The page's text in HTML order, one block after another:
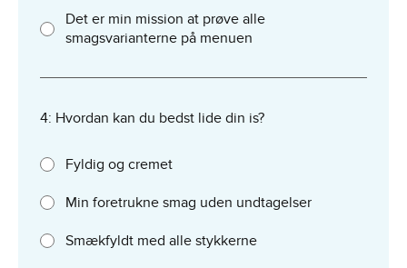
Det er min mission at prøve alle
smagsvarianterne på menuen
4: Hvordan kan du bedst lide din is?
Fyldig og cremet
Min foretrukne smag uden undtagelser
Smækfyldt med alle stykkerne